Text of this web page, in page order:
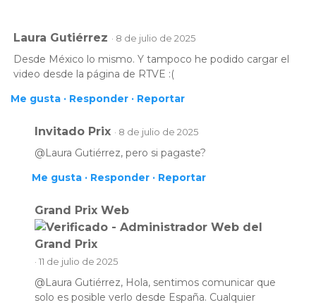
Laura Gutiérrez · 8 de julio de 2025
Desde México lo mismo. Y tampoco he podido cargar el
video desde la página de RTVE :(
Me gusta · Responder · Reportar
Invitado Prix · 8 de julio de 2025
@Laura Gutiérrez, pero si pagaste?
Me gusta · Responder · Reportar
Grand Prix Web
· 11 de julio de 2025
@Laura Gutiérrez, Hola, sentimos comunicar que
solo es posible verlo desde España. Cualquier